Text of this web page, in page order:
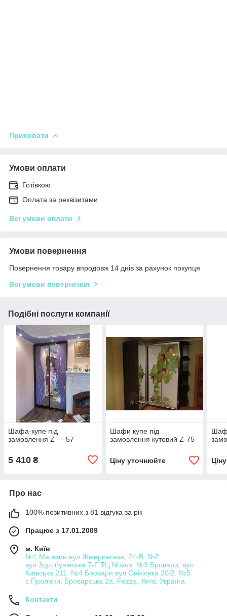
Приховати
Умови оплати
Готівкою
Оплата за реквізитами
Всі умови оплати
Умови повернення
Повернення товару впродовж 14 днів за рахунок покупця
Всі умови повернення
Подібні послуги компанії
Шафа-купе під
замовлення Z — 57
5 410 ₴
Шафи купе під
замовлення кутовий Z-75
Ціну уточнюйте
Про нас
100% позитивних з 81 відгука за рік
Працює з 17.01.2009
м. Київ
№1 Магазин вул.Жмеринська, 24-В. №2
вул.Здолбунівська 7-Г ТЦ Novus. №3 Бровари, вул.
Київська 211. №4 Бровари вул Онікієнка 20/2. №5
с.Проліски, Броварська 2а, Fozzy., Київ, Україна
Контакти